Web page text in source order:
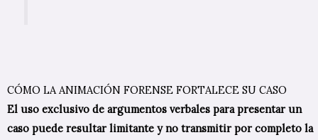
CÓMO LA ANIMACIÓN FORENSE FORTALECE SU CASO
El uso exclusivo de argumentos verbales para presentar un
caso puede resultar limitante y no transmitir por completo la